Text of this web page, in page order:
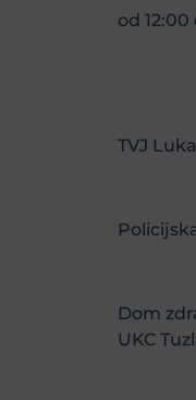
od
TVJ
Dom
UKC